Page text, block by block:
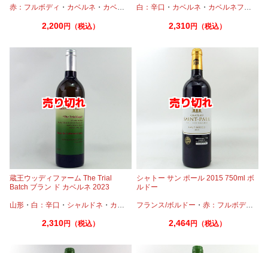
ビオロジック
赤：フルボディ ・ カベルネ ・ カベルネフラン ・メルロー
2,200円（税込）
白：辛口 ・ カベルネ ・ カベルネフラン
2,310円（税込）
蔵王ウッディファーム The Trial
Batch ブラン ド カベルネ 2023
山形 ・ 白：辛口 ・ シャルドネ ・ カベルネ ・カベルネフラン
2,310円（税込）
シャトー サン ポール 2015 750ml ボ
ルドー
フランス/ボルドー ・赤：フルボディ
2,464円（税込）